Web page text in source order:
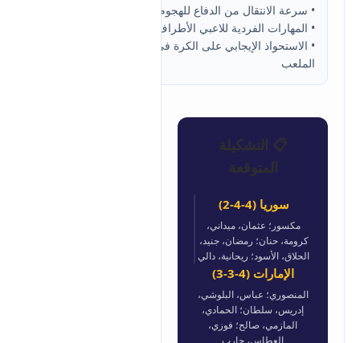
• سرعة الانتقال من الدفاع للهجوم
• المهارات الفردية للاعبي الأطراف
• الاستحواذ الإيجابي على الكرة في منتصف
الملعب
📋 التشكيلة
المتوقعة
سوريا (4-4-2)
مكسور؛ عثمان، ميداني،
كرومة، حنان؛ رمضان، جنيد،
الحلاق، الأسود؛ ريحانية، دالي
الإمارات (4-3-3)
المنصوري؛ عباس، البلوشي،
إدريس، سلطان؛ الحمادي،
المازمي، صالح؛ فوزي،
العطاس، حارب